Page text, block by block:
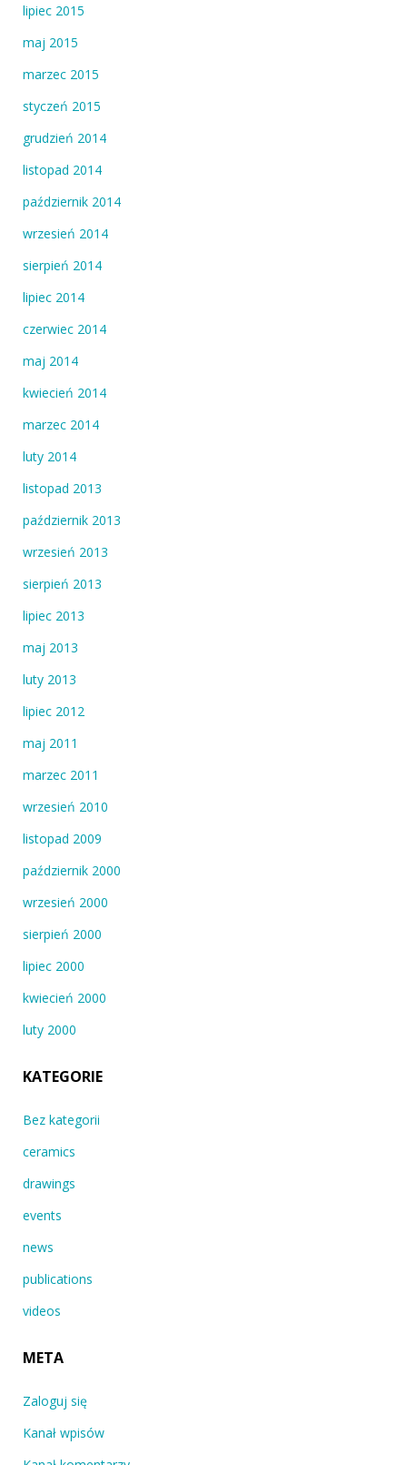
lipiec 2015
maj 2015
marzec 2015
styczeń 2015
grudzień 2014
listopad 2014
październik 2014
wrzesień 2014
sierpień 2014
lipiec 2014
czerwiec 2014
maj 2014
kwiecień 2014
marzec 2014
luty 2014
listopad 2013
październik 2013
wrzesień 2013
sierpień 2013
lipiec 2013
maj 2013
luty 2013
lipiec 2012
maj 2011
marzec 2011
wrzesień 2010
listopad 2009
październik 2000
wrzesień 2000
sierpień 2000
lipiec 2000
kwiecień 2000
luty 2000
KATEGORIE
Bez kategorii
ceramics
drawings
events
news
publications
videos
META
Zaloguj się
Kanał wpisów